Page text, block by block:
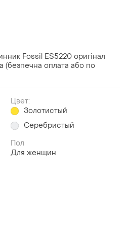
Fossil ES5220 оригінал
(безпечна оплата або по
Цвет:
Золотистый
Серебристый
Пол
Для женщин